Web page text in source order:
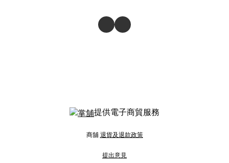
提供電子商貿服務
商舖 退貨及退款政策
提出意見